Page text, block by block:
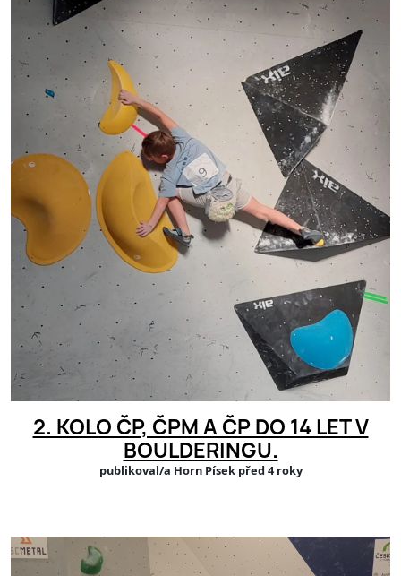
2. KOLO ČP, ČPM A ČP DO 14 LET V
BOULDERINGU.
publikoval/a Horn Písek před 4 roky